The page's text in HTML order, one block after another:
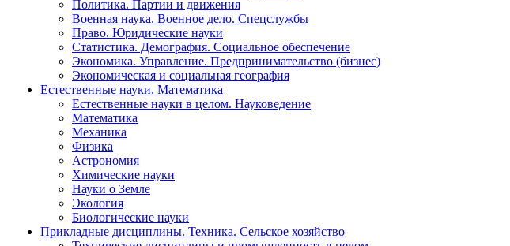
Политика. Партии и движения
Военная наука. Военное дело. Спецслужбы
Право. Юридические науки
Статистика. Демография. Социальное обеспечение
Экономика. Управление. Предпринимательство (бизнес)
Экономическая и социальная география
Естественные науки. Математика
Естественные науки в целом. Науковедение
Математика
Механика
Физика
Астрономия
Химические науки
Науки о Земле
Экология
Биологические науки
Прикладные дисциплины. Техника. Сельское хозяйство